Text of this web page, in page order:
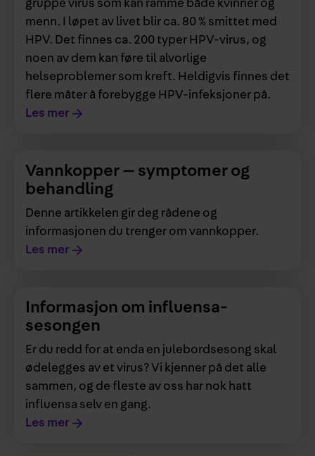
gruppe virus som kan ramme både kvinner og
menn. I løpet av livet blir ca. 80 % smittet med
HPV. Det finnes ca. 200 typer HPV-virus, og
noen av dem kan føre til alvorlige
helseproblemer som kreft. Heldigvis finnes det
flere måter å forebygge HPV-infeksjoner på.
Les mer
Vannkopper — symptomer og
behandling
Denne artikkelen gir deg rådene og
informasjonen du trenger om vannkopper.
Les mer
Informasjon om influensa­
sesongen
Er du redd for at enda en julebordsesong skal
ødelegges av et virus? Vi kjenner på det alle
sammen, og de fleste av oss har nok hatt
influensa selv en gang.
Les mer